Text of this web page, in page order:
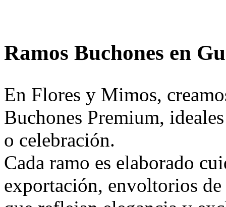
Ramos Buchones en
En Flores y Mimos,
Buchones Premium,
o celebración.
Cada ramo es elaborado
exportación, envoltorios